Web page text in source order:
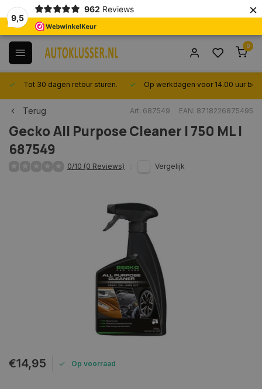
9,5
962 Reviews ×
0
Tot 30 dagen retour sturen. Op werkdagen voor 14.00 uur
Terug Art: 687549 EAN: 8718226875495
GeckoAll Purpose Cleaner | 750 ML |
687549
0/10 (0 Reviews) Vergelijk
€14,95 Op voorraad